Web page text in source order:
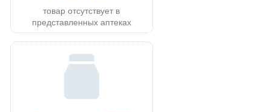
товар отсутствует в
представленных аптеках